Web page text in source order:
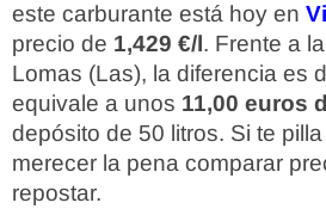
este carburante está hoy en
precio de 1,429 €/l. Frente a
Lomas (Las), la diferencia es
equivale a unos 11,00 euros
depósito de 50 litros. Si te
merecer la pena comparar
repostar.